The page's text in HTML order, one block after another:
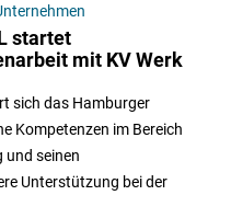
startet
mit KV Werk
sich das Hamburger
Kompetenzen im Bereich
und seinen
Unterstützung bei der